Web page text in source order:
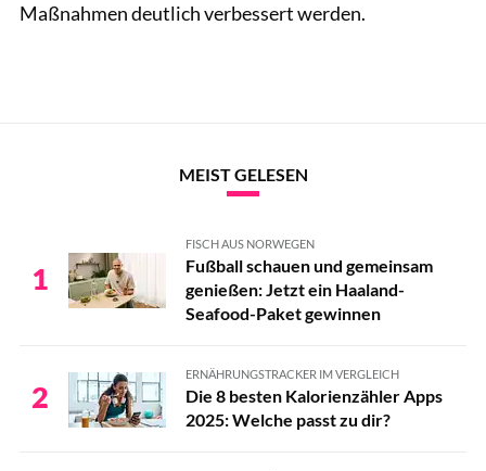
Maßnahmen deutlich verbessert werden.
MEIST GELESEN
1
FISCH AUS NORWEGEN
Fußball schauen und gemeinsam
genießen: Jetzt ein Haaland-
Seafood-Paket gewinnen
2
ERNÄHRUNGSTRACKER IM VERGLEICH
Die 8 besten Kalorienzähler Apps
2025: Welche passt zu dir?